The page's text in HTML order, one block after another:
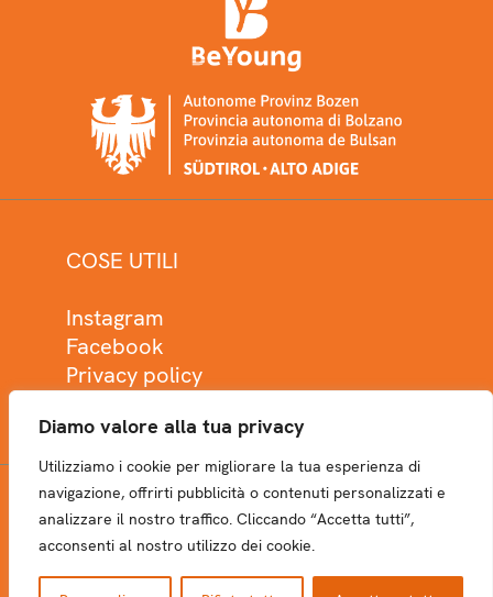
Diamo valore alla tua privacy
Utilizziamo i cookie per migliorare la tua esperienza di
navigazione, offrirti pubblicità o contenuti personalizzati e
analizzare il nostro traffico. Cliccando “Accetta tutti”,
acconsenti al nostro utilizzo dei cookie.
COSE UTILI
Instagram
Facebook
Privacy policy
NEWSLETTER